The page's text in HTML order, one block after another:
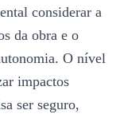
considerar a
da obra e o
O nível
impactos
ser seguro,